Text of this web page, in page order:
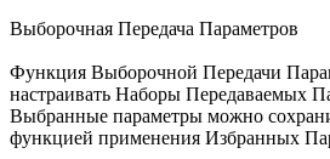
Выборочная Передача Параметров
Функция Выборочной Передачи
настраивать Наборы Передаваемых
Выбранные параметры можно
функцией применения Избранных